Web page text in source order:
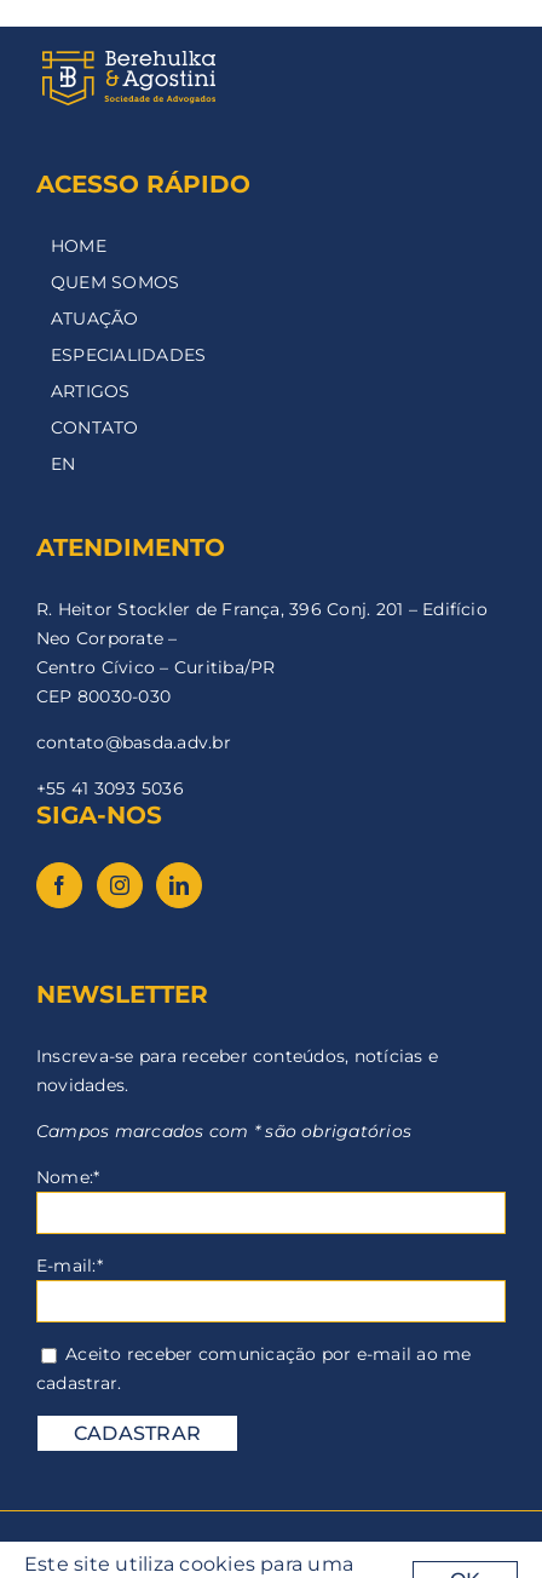
ACESSO RÁPIDO
HOME
QUEM SOMOS
ATUAÇÃO
ESPECIALIDADES
ARTIGOS
CONTATO
EN
ATENDIMENTO
R. Heitor Stockler de França, 396 Conj. 201 – Edifício
Neo Corporate –
Centro Cívico – Curitiba/PR
CEP 80030-030
contato@basda.adv.br
+55 41 3093 5036
SIGA-NOS
NEWSLETTER
Inscreva-se para receber conteúdos, notícias e
novidades.
Campos marcados com * são obrigatórios
Nome:*
E-mail:*
Aceito receber comunicação por e-mail ao me
cadastrar.
Este site utiliza cookies para uma